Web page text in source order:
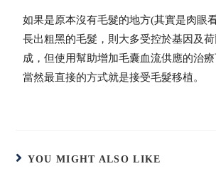
如果是原本沒有毛髮的地方(其實是肉眼
長出粗黑的毛髮，則大多受控於基因及
成，但使用幫助增加毛囊血流供應的治療
當然最直接的方式就是接受毛髮移植。
YOU MIGHT ALSO LIKE